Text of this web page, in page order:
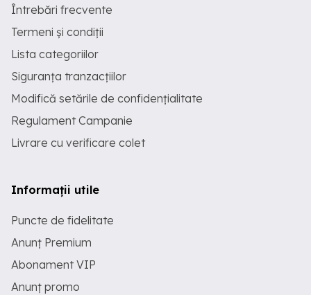
Întrebări frecvente
Termeni și condiții
Lista categoriilor
Siguranța tranzacțiilor
Modifică setările de confidențialitate
Regulament Campanie
Livrare cu verificare colet
Informații utile
Puncte de fidelitate
Anunț Premium
Abonament VIP
Anunț promo